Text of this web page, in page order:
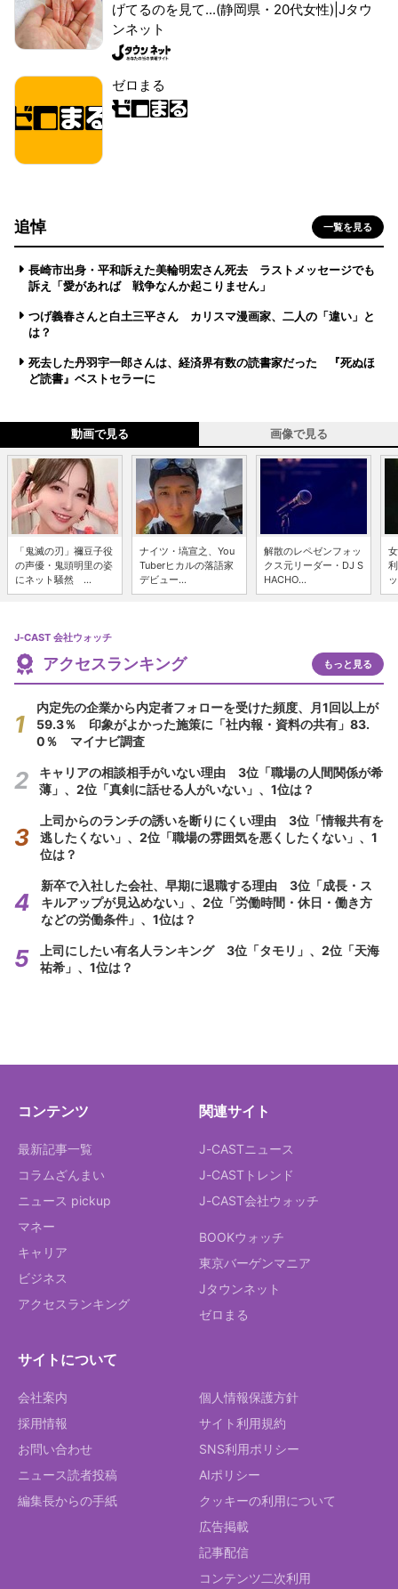
げてるのを見て...(静岡県・20代女性)|Jタウ
ンネット
ゼロまる
追悼 一覧を見る
長崎市出身・平和訴えた美輪明宏さん死去 ラストメッセージでも
訴え「愛があれば 戦争なんか起こりません」
つげ義春さんと白土三平さん カリスマ漫画家、二人の「違い」と
は？
死去した丹羽宇一郎さんは、経済界有数の読書家だった 『死ぬほ
ど読書』ベストセラーに
動画で見る 画像で見る
「鬼滅の刃」禰豆子役
の声優・鬼頭明里の姿
にネット騒然 ...
ナイツ・塙宣之、You
Tuberヒカルの落語家
デビュー...
解散のレペゼンフォッ
クス元リーダー・DJ S
HACHO...
J-CAST 会社ウォッチ
アクセスランキング もっと見る
内定先の企業から内定者フォローを受けた頻度、月1回以上が
59.3％ 印象がよかった施策に「社内報・資料の共有」83.
0％ マイナビ調査
キャリアの相談相手がいない理由 3位「職場の人間関係が希
薄」、2位「真剣に話せる人がいない」、1位は？
上司からのランチの誘いを断りにくい理由 3位「情報共有を
逃したくない」、2位「職場の雰囲気を悪くしたくない」、1
位は？
新卒で入社した会社、早期に退職する理由 3位「成長・ス
キルアップが見込めない」、2位「労働時間・休日・働き方
などの労働条件」、1位は？
上司にしたい有名人ランキング 3位「タモリ」、2位「天海
祐希」、1位は？
コンテンツ
最新記事一覧
コラムざんまい
ニュース pickup
マネー
キャリア
ビジネス
アクセスランキング
関連サイト
J-CASTニュース
J-CASTトレンド
J-CAST会社ウォッチ
BOOKウォッチ
東京バーゲンマニア
Jタウンネット
ゼロまる
サイトについて
会社案内
採用情報
お問い合わせ
ニュース読者投稿
編集長からの手紙
個人情報保護方針
サイト利用規約
SNS利用ポリシー
AIポリシー
クッキーの利用について
広告掲載
記事配信
コンテンツ二次利用